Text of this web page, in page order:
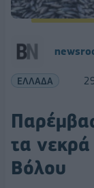
ΕΛΛΑΔΑ
τα νεκρά
Βόλου